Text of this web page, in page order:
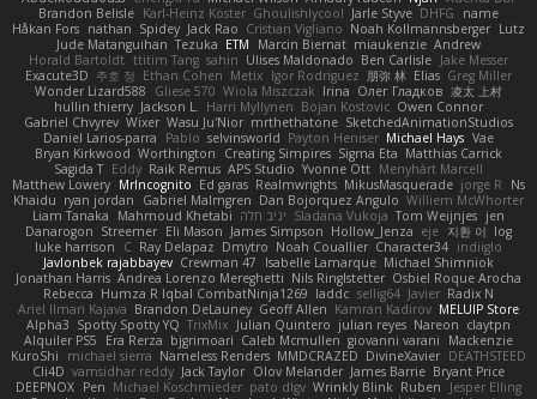
Brandon Belisle Karl-Heinz Köster Ghoulishlycool Jarle Styve DHFG
name
Håkan Fors nathan Spidey Jack Rao Cristian Vigliano Noah Kollmannsberger Lutz
Jude Matanguihan Tezuka ETM Marcin Biernat miaukenzie Andrew
Horald Bartoldt ttitim Tang sahin Ulises Maldonado Ben Carlisle Jake Messer
Exacute3D 주호 정 Ethan Cohen Metix Igor Rodriguez 朋弥 林 Elias Greg Miller
Wonder Lizard588
Gliese 570 Wiola Miszczak Irina Олег Гладков 凌太 上村
hullin thierry Jackson L. Harri Myllynen Bojan Kostovic Owen Connor
Gabriel Chvyrev Wixer Wasu Ju'Nior mrthethatone SketchedAnimationStudios
Daniel Larios-parra
Pablo selvinsworld Payton Heniser Michael Hays Vae
Bryan Kirkwood Worthington Creating Simpires Sigma Eta Matthias Carrick
Sagida T Eddy Raik Remus APS Studio Yvonne Ott Menyhárt Marcell
Matthew Lowery MrIncognito Ed garas Realmwrights MikusMasquerade jorge R
Ns
Khaidu ryan jordan Gabriel Malmgren Dan Bojorquez Angulo Williem McWhorter
Liam Tanaka
Mahmoud Khetabi יניב חלה Sladana Vukoja Tom Weijnjes jen
Danarogon Streemer Eli Mason James Simpson Hollow_Jenza eje 지환 이 log
luke harrison
C Ray Delapaz Dmytro Noah Couallier Character34 indiiglo
Javlonbek rajabbayev Crewman 47 Isabelle Lamarque Michael Shimniok
Jonathan Harris Andrea Lorenzo Mereghetti Nils Ringlstetter Osbiel Roque Arocha
Rebecca Humza R Iqbal CombatNinja1269 laddc sellig64 Javier Radix N
Ariel Ilmari Kajava Brandon DeLauney Geoff Allen Kamran Kadirov MELUIP Store
Alpha3 Spotty Spotty YQ TrixMix Julian Quintero julian reyes Nareon claytpn
Alquiler PS5
Era Rerza bjgrimoari Caleb Mcmullen giovanni varani
Mackenzie
KuroShi
michael sierra Nameless Renders MMDCRAZED DivineXavier DEATHSTEED
Cli4D vamsidhar reddy Jack Taylor Olov Melander James Barrie Bryant Price
DEEPNOX Pen Michael Koschmieder pato dlgv Wrinkly Blink Ruben
Jesper Elling